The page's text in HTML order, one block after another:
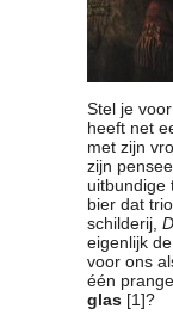
Stel je
heeft net
met zijn
zijn
uitbundige
bier dat
schilderij,
eigenlijk
voor ons
één
glas [1]?
-
-
-
Zoeken
Bericht
Locatie